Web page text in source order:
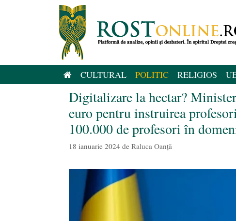
CULTURAL POLITIC RELIGIOS
Digitalizare la hectar?
euro pentru instruirea
100.000 de profesori în
18 ianuarie 2024 de Raluca Oanță